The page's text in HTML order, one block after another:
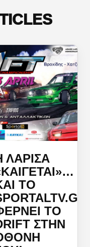
ΛΆΡΙΣΑ
ΤΟ
ΤΟ
ΣΤΗΝ